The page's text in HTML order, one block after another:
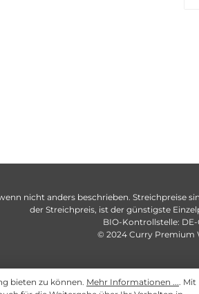
nicht anders beschrieben. Streichpreise
der Streichpreis, ist der günstigste
BIO-Kontrollstelle:
© 2024 Curry Premium
bieten zu können. Mehr Informationen .... Mit